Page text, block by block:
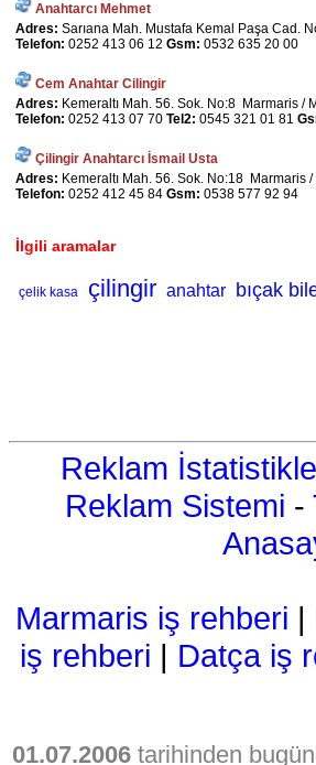
Anahtarcı Mehmet
Adres: Sarıana Mah. Mustafa Kemal Paşa Cad.
Telefon: 0252 413 06 12 Gsm: 0532 635 20 00
Cem Anahtar Cilingir
Adres: Kemeraltı Mah. 56. Sok. No:8 Marmaris /
Telefon: 0252 413 07 70 Tel2: 0545 321 01 81
Çilingir Anahtarcı İsmail Usta
Adres: Kemeraltı Mah. 56. Sok. No:18 Marmaris
Telefon: 0252 412 45 84 Gsm: 0538 577 92 94
İlgili aramalar
çelik kasa çilingir anahtar bıçak
Reklam
Reklam Sistemi -
Marmaris iş rehberi |
iş rehberi | Datça iş
01.07.2006 tarihinden